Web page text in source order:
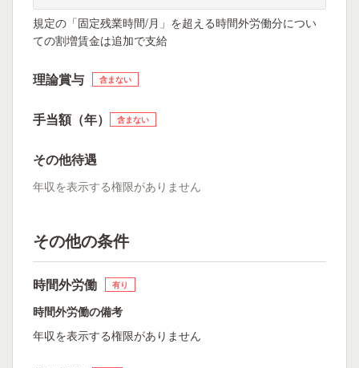
規定の「固定残業時間/月」を超える時間外労働分につい
ての割増賃金は追加で支給
理論賞与 含まない
手当額（年） 含まない
その他待遇
年収を表示する権限がありません
その他の条件
時間外労働 有り
時間外労働の備考
年収を表示する権限がありません